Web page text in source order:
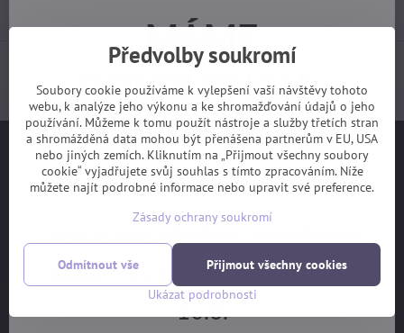
Jak jsou s našimi službami spokojeni samotní
zákazníci? (z webu Heuréka)
Užitečné odkazy
Na hlavní stranu
Ceník servisních prací
Garanční prohlídka
OBCHODNÍ PODMÍNKY
Předvolby soukromí
Soubory cookie používáme k vylepšení vaší návštěvy tohoto
webu, k analýze jeho výkonu a ke shromažďování údajů o jeho
používání. Můžeme k tomu použít nástroje a služby třetích stran
a shromážděná data mohou být přenášena partnerům v EU, USA
nebo jiných zemích. Kliknutím na „Přijmout všechny soubory
cookie“ vyjadřujete svůj souhlas s tímto zpracováním. Níže
můžete najít podrobné informace nebo upravit své preference.
Zásady ochrany soukromí
Ukázat podrobnosti
Přijmout všechny cookies
Odmítnout vše
MÁME
DOVOLENOU.
Objednávky z e-shopu budeme
vyřizovat 17.8.
Servis pro předem objednané
zákazníky bude v provozu od
10.8.